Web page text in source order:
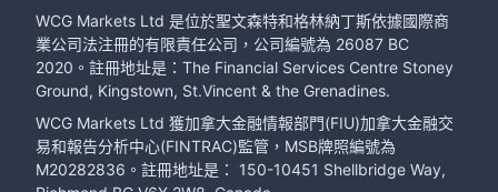
WCG Markets Ltd 是位於聖文森特和格林納丁斯依據國際商
業公司法注冊的有限責任公司，公司編號為 26087 BC
2020。註冊地址是：The Financial Services Centre Stoney
Ground, Kingstown, St.Vincent & the Grenadines.
WCG Markets Ltd 獲加拿大金融情報部門(FIU)加拿大金融交
易和報告分析中心(FINTRAC)監管，MSB牌照編號為
M20282836。註冊地址是： 150-10451 Shellbridge Way,